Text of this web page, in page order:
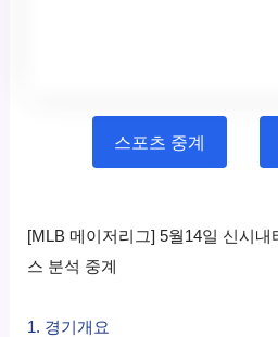
스포츠 중계
[MLB 메이저리그] 5월14일 신시
스 분석 중계
1. 경기개요